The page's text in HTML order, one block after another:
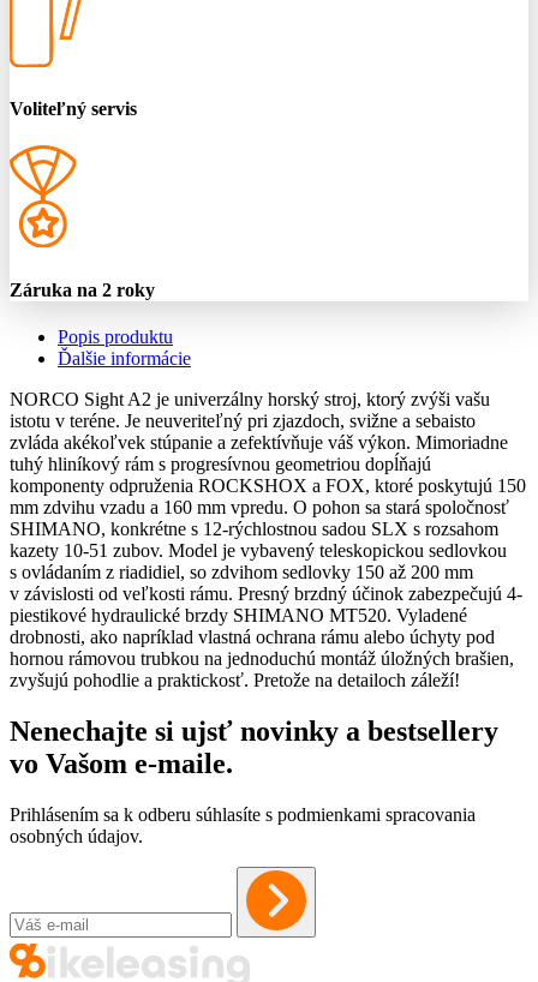
Voliteľný servis
Záruka na 2 roky
Popis produktu
Ďalšie informácie
NORCO Sight A2 je univerzálny horský stroj, ktorý zvýši vašu
istotu v teréne. Je neuveriteľný pri zjazdoch, svižne a sebaisto
zvláda akékoľvek stúpanie a zefektívňuje váš výkon. Mimoriadne
tuhý hliníkový rám s progresívnou geometriou dopĺňajú
komponenty odpruženia ROCKSHOX a FOX, ktoré poskytujú 150
mm zdvihu vzadu a 160 mm vpredu. O pohon sa stará spoločnosť
SHIMANO, konkrétne s 12-rýchlostnou sadou SLX s rozsahom
kazety 10-51 zubov. Model je vybavený teleskopickou sedlovkou
s ovládaním z riadidiel, so zdvihom sedlovky 150 až 200 mm
v závislosti od veľkosti rámu. Presný brzdný účinok zabezpečujú 4-
piestikové hydraulické brzdy SHIMANO MT520. Vyladené
drobnosti, ako napríklad vlastná ochrana rámu alebo úchyty pod
hornou rámovou trubkou na jednoduchú montáž úložných brašien,
zvyšujú pohodlie a praktickosť. Pretože na detailoch záleží!
Nenechajte si ujsť novinky a bestsellery
vo Vašom e-maile.
Prihlásením sa k odberu súhlasíte s podmienkami spracovania
osobných údajov.